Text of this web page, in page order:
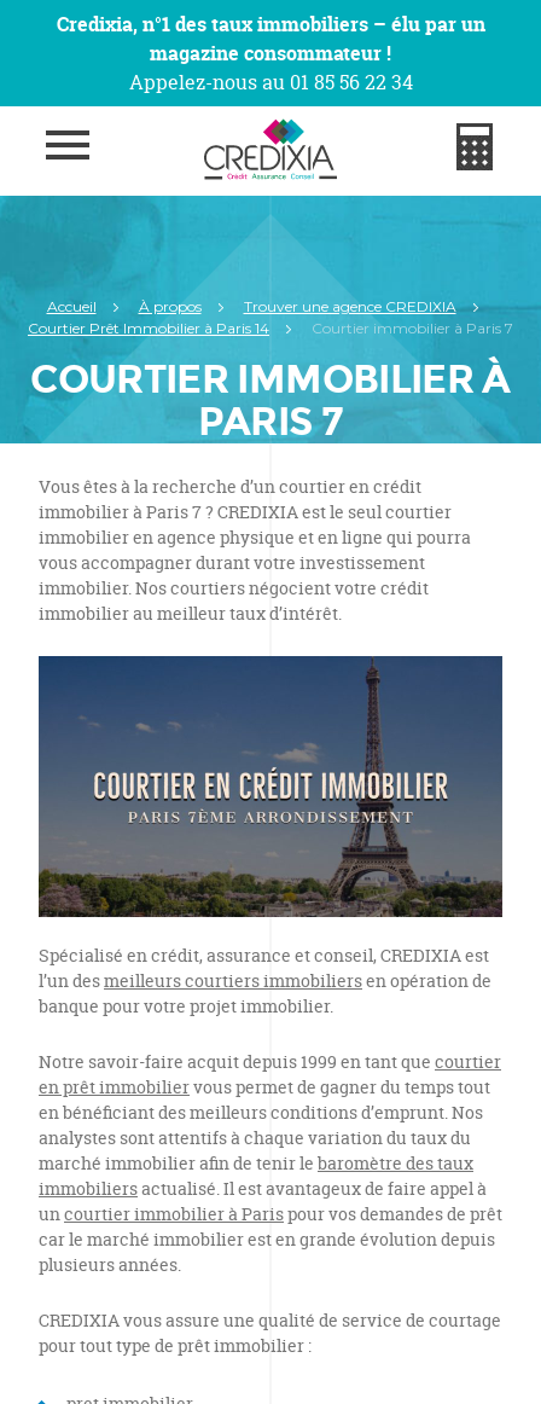
Credixia, n°1 des taux immobiliers – élu par un
magazine consommateur !
Appelez-nous au 01 85 56 22 34
Accueil À propos
Trouver une agence CREDIXIA
Courtier Prêt Immobilier à Paris 14
Courtier immobilier à Paris 7
COURTIER IMMOBILIER À
PARIS 7
Vous êtes à la recherche d’un courtier en crédit
immobilier à Paris 7 ? CREDIXIA est le seul courtier
immobilier en agence physique et en ligne qui pourra
vous accompagner durant votre investissement
immobilier. Nos courtiers négocient votre crédit
immobilier au meilleur taux d’intérêt.
Spécialisé en crédit, assurance et conseil, CREDIXIA est
l’un desmeilleurs courtiers immobiliersen opération de
banque pour votre projet immobilier.
Notre savoir-faire acquit depuis 1999 en tant que courtier
en prêt immobiliervous permet de gagner du temps tout
en bénéficiant des meilleurs conditions d’emprunt. Nos
analystes sont attentifs à chaque variation du taux du
marché immobilier afin de tenir le baromètre des taux
immobiliersactualisé. Il est avantageux de faire appel à
uncourtier immobilier à Parispour vos demandes de prêt
car le marché immobilier est en grande évolution depuis
plusieurs années.
CREDIXIA vous assure une qualité de service de courtage
pour tout type de prêt immobilier :